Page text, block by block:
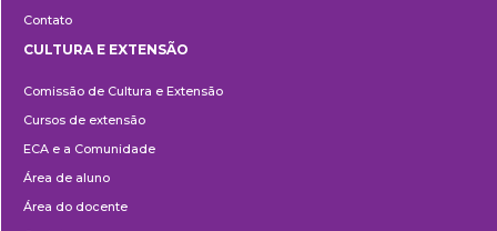
Contato
e
Extensão
CULTURA E EXTENSÃO
Comissão de Cultura e Extensão
Cursos de extensão
ECA e a Comunidade
Área de aluno
Área do docente